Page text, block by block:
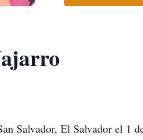
Salvador, El Salvador el